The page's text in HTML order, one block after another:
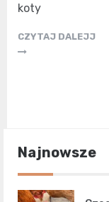
koty
CZYTAJ DALEJJ
Najnowsze